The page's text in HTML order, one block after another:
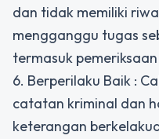
dan tidak memiliki
mengganggu tugas
termasuk
6. Berperilaku Baik :
catatan kriminal dan
keterangan